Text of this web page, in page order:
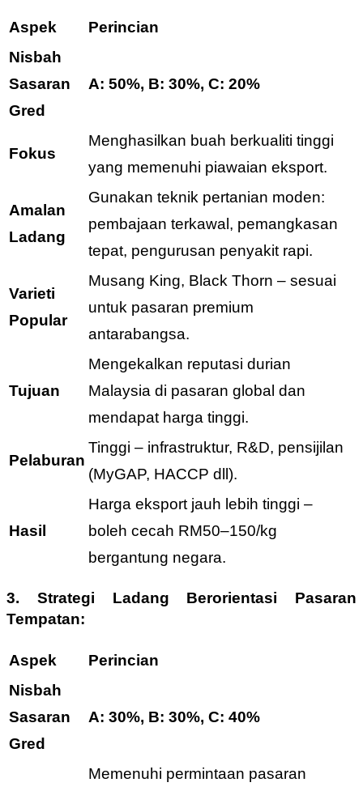
Aspek
Perincian
Nisbah
Sasaran
Gred
A: 50%, B: 30%, C: 20%
Fokus
Menghasilkan buah berkualiti tinggi
yang memenuhi piawaian eksport.
Amalan
Ladang
Gunakan teknik pertanian moden:
pembajaan terkawal, pemangkasan
tepat, pengurusan penyakit rapi.
Varieti
Popular
Musang King, Black Thorn – sesuai
untuk pasaran premium
antarabangsa.
Tujuan
Mengekalkan reputasi durian
Malaysia di pasaran global dan
mendapat harga tinggi.
Pelaburan
Tinggi – infrastruktur, R&D, pensijilan
(MyGAP, HACCP dll).
Hasil
Harga eksport jauh lebih tinggi –
boleh cecah RM50–150/kg
bergantung negara.
3. Strategi Ladang Berorientasi Pasaran
Tempatan:
Aspek
Perincian
Nisbah
Sasaran
Gred
A: 30%, B: 30%, C: 40%
Memenuhi permintaan pasaran